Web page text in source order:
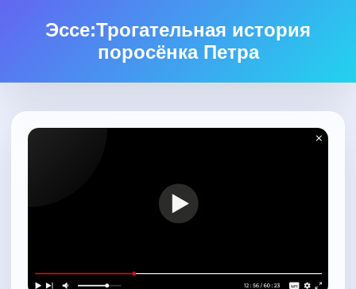
Эссе:Трогательная история
поросёнка Петра